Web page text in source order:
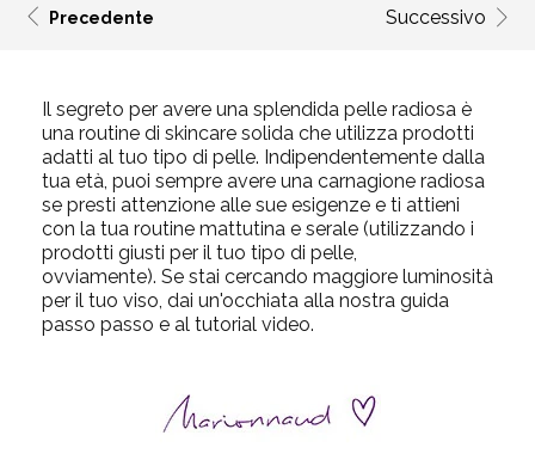
Precedente Successivo
Il segreto per avere una splendida pelle radiosa è
una routine di skincare solida che utilizza prodotti
adatti al tuo tipo di pelle. Indipendentemente dalla
tua età, puoi sempre avere una carnagione radiosa
se presti attenzione alle sue esigenze e ti attieni
con la tua routine mattutina e serale (utilizzando i
prodotti giusti per il tuo tipo di pelle,
ovviamente). Se stai cercando maggiore luminosità
per il tuo viso, dai un'occhiata alla nostra guida
passo passo e al tutorial video.